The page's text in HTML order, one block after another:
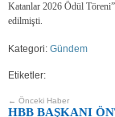
Katanlar 2026 Ödül
edilmişti.
Kategori: Gündem
Etiketler:
← Önceki Haber
HBB BAŞKANI